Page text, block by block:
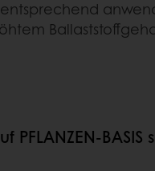
PFLANZEN-